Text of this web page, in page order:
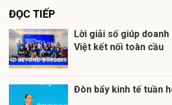
ĐỌC TIẾP
Lời giải số giúp
Việt kết nối toàn cầu
Đòn bẩy kinh tế tuần